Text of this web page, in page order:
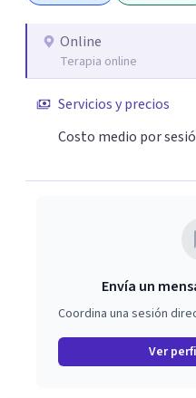
Online
Terapia online
Servicios y precios
Costo medio por
Envía un
Coordina una sesión
Ver